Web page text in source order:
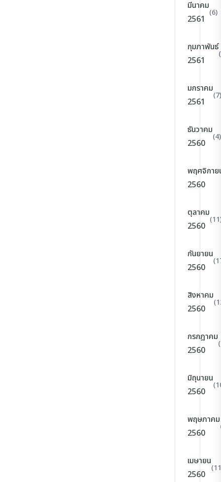
มีนาคม
2561
(6)
กุมภาพันธ์
2561
มกราคม
2561
(7)
ธันวาคม
2560
(4)
พฤศจิกาย
2560
ตุลาคม
2560
กันยายน
2560
สิงหาคม
2560
กรกฎาคม
2560
มิถุนายน
2560
พฤษภาคม
2560
เมษายน
2560